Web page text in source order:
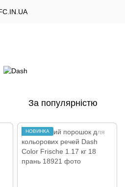
За популярністю
НОВИНКА